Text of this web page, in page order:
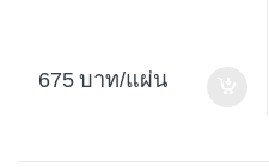
675 /แผ่น